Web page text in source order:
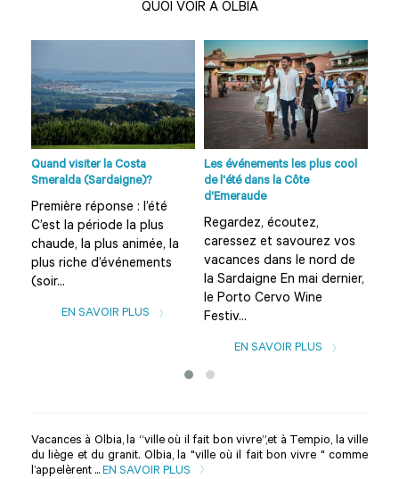
QUOI VOIR À OLBIA
Quand visiter la Costa
Smeralda (Sardaigne)?
Première réponse : l’été
C’est la période la plus
chaude, la plus animée, la
plus riche d’événements
(soir...
EN SAVOIR PLUS
Les événements les plus cool
de l'été dans la Côte
d'Emeraude
Regardez, écoutez,
caressez et savourez vos
vacances dans le nord de
la Sardaigne En mai dernier,
le Porto Cervo Wine
Festiv...
EN SAVOIR PLUS
Vacances à Olbia, la “ville où il fait bon vivre”,et à Tempio, la ville
du liège et du granit. Olbia, la "ville où il fait bon vivre " comme
l’appelèrent ... EN SAVOIR PLUS